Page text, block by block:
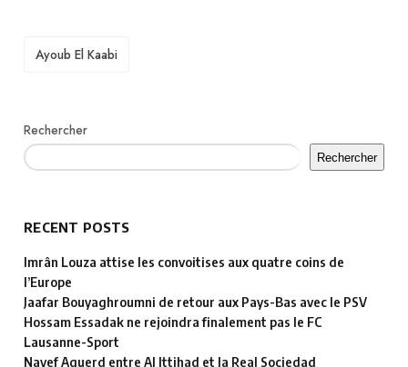
TAGS
Ayoub El Kaabi
Rechercher
Rechercher
RECENT POSTS
Imrân Louza attise les convoitises aux quatre coins de
l’Europe
Jaafar Bouyaghroumni de retour aux Pays-Bas avec le PSV
Hossam Essadak ne rejoindra finalement pas le FC
Lausanne-Sport
Nayef Aguerd entre Al Ittihad et la Real Sociedad